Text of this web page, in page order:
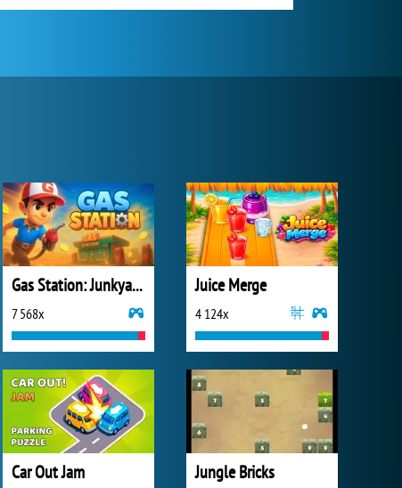
Gas Station: Junkyard Tycoon
7 568x
Juice Merge
4 124x
Car Out Jam Jungle Bricks